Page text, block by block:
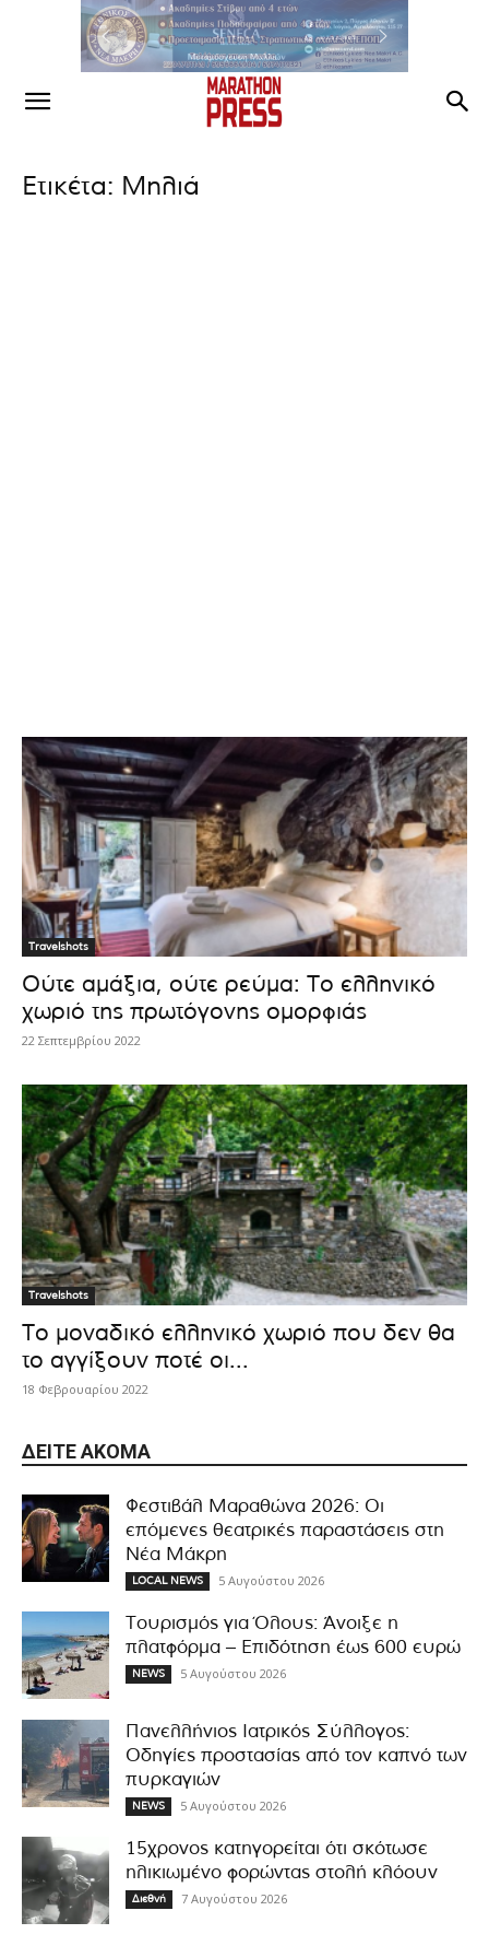
Ετικέτα: Μηλιά
Travelshots
Ούτε αμάξια, ούτε ρεύμα: Το ελληνικό
χωριό της πρωτόγονης ομορφιάς
22 Σεπτεμβρίου 2022
Travelshots
Το μοναδικό ελληνικό χωριό που δεν θα
το αγγίξουν ποτέ οι...
18 Φεβρουαρίου 2022
ΔΕΊΤΕ ΑΚΌΜΑ
Φεστιβάλ Μαραθώνα 2026: Οι
επόμενες θεατρικές παραστάσεις στη
Νέα Μάκρη
LOCAL NEWS 5 Αυγούστου 2026
Τουρισμός για Όλους: Άνοιξε η
πλατφόρμα – Επιδότηση έως 600 ευρώ
NEWS 5 Αυγούστου 2026
Πανελλήνιος Ιατρικός Σύλλογος:
Οδηγίες προστασίας από τον καπνό των
πυρκαγιών
NEWS 5 Αυγούστου 2026
15χρονος κατηγορείται ότι σκότωσε
ηλικιωμένο φορώντας στολή κλόουν
Διεθνή 7 Αυγούστου 2026